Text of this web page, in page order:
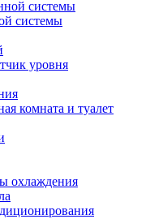
системы
уровня
комната и туалет
охлаждения